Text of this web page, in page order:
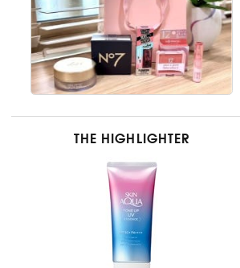
THE HIGHLIGHTER